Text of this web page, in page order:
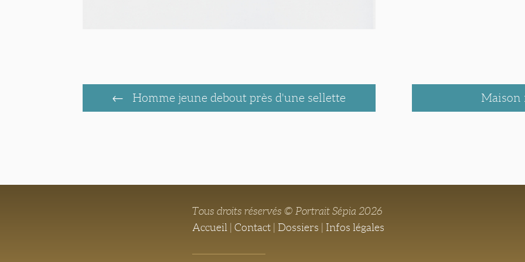
Homme jeune debout près d'une sellette Maison
Tous droits réservés © Portrait Sépia 2026
Accueil |Contact Dossiers Infos légales